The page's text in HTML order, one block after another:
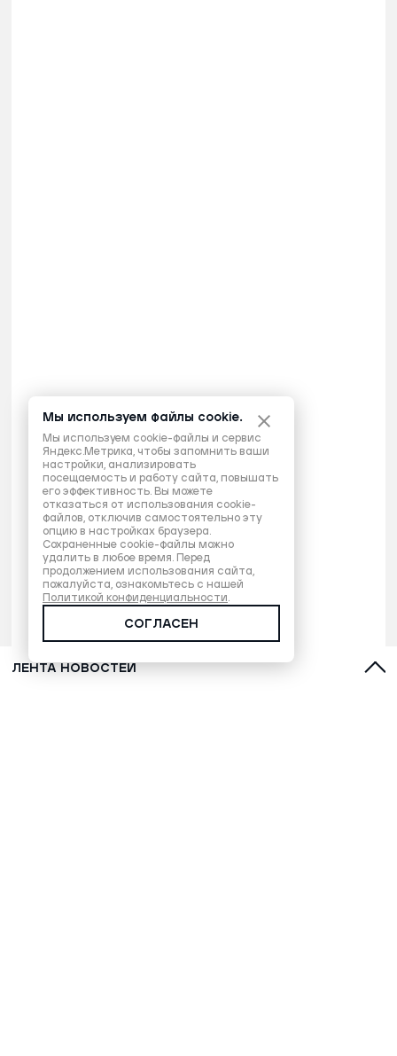
ЛЕНТА НОВОСТЕЙ
Мы используем файлы cookie.
Мы используем cookie-файлы и сервис
Яндекс.Метрика, чтобы запомнить ваши
настройки, анализировать
посещаемость и работу сайта, повышать
его эффективность. Вы можете
отказаться от использования cookie-
файлов, отключив самостоятельно эту
опцию в настройках браузера.
Сохраненные cookie-файлы можно
удалить в любое время. Перед
продолжением использования сайта,
пожалуйста, ознакомьтесь с нашей
Политикой конфиденциальности.
СОГЛАСЕН